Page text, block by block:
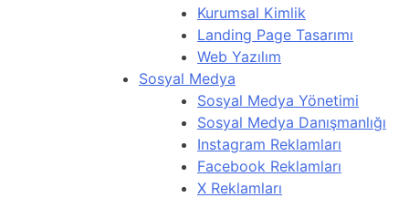
Kurumsal Kimlik
Landing Page Tasarımı
Web Yazılım
Sosyal Medya
Sosyal Medya Yönetimi
Sosyal Medya Danışmanlığı
Instagram Reklamları
Facebook Reklamları
X Reklamları